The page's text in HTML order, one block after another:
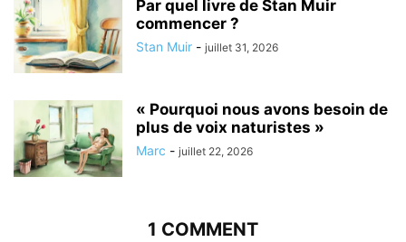
Par quel livre de Stan Muir
commencer ?
Stan Muir - juillet 31, 2026
« Pourquoi nous avons besoin de
plus de voix naturistes »
Marc - juillet 22, 2026
1 COMMENT